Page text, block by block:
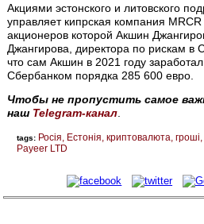
Акциями эстонского и литовского
управляет кипрская компания
акционеров которой Акшин
Джангирова, директора по рискам в
что сам Акшин в 2021 году
Сбербанком порядка 285 600 евро.
Чтобы не пропустить самое
наш Telegram-канал
tags: Росія Естонія криптовалюта гроші
Payeer LTD